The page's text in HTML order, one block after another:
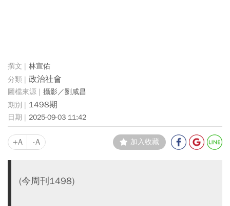
林宣佑
政治社會
攝影／劉咸昌
1498期
2025-09-03 11:42
+A -A 加入收藏
(今周刊1498)